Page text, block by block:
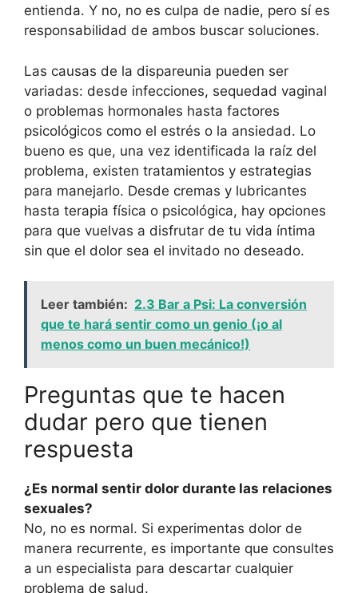
entienda. Y no, no es culpa de nadie, pero sí es
responsabilidad de ambos buscar soluciones.
Las causas de la dispareunia pueden ser
variadas: desde infecciones, sequedad vaginal
o problemas hormonales hasta factores
psicológicos como el estrés o la ansiedad. Lo
bueno es que, una vez identificada la raíz del
problema, existen tratamientos y estrategias
para manejarlo. Desde cremas y lubricantes
hasta terapia física o psicológica, hay opciones
para que vuelvas a disfrutar de tu vida íntima
sin que el dolor sea el invitado no deseado.
Leer también: 2.3 Bar a Psi: La conversión
que te hará sentir como un genio (¡o al
menos como un buen mecánico!)
Preguntas que te hacen
dudar pero que tienen
respuesta
¿Es normal sentir dolor durante las relaciones
sexuales?
No, no es normal. Si experimentas dolor de
manera recurrente, es importante que consultes
a un especialista para descartar cualquier
problema de salud.